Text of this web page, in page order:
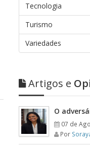
Tecnologia
Turismo
Variedades
Artigos e
O
07 de
Por